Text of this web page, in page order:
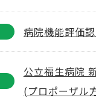
病院機能評価
公立福生病院
(プロポーザル